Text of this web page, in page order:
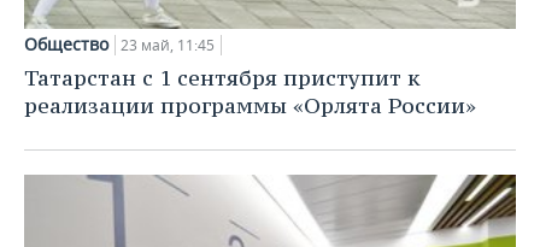
Общество 23 май, 11:45
Татарстан с 1 сентября приступит к
реализации программы «Орлята России»